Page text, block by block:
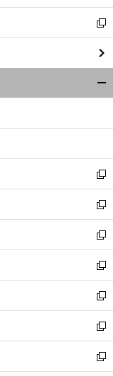
開
く
新
し
い
ウ
ィ
ン
ウ
開
く
新
し
い
ウ
ィ
ン
ド
ウ
で
開
く
新
し
い
ウ
ィ
ン
ド
ウ
で
開
く
新
し
い
ウ
ィ
ン
ド
ウ
で
開
新
し
い
ウ
ィ
ン
ド
ウ
新
し
い
ウ
ィ
ン
新
し
い
ウ
新